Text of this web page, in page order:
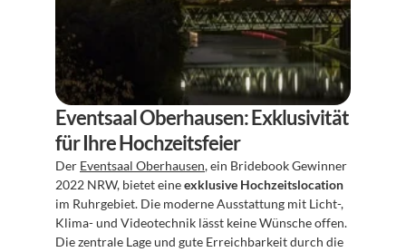
Eventsaal Oberhausen: Exklusivität
für Ihre Hochzeitsfeier
Der Eventsaal Oberhausen, ein Bridebook Gewinner
2022 NRW, bietet eine exklusive Hochzeitslocation
im Ruhrgebiet. Die moderne Ausstattung mit Licht-,
Klima- und Videotechnik lässt keine Wünsche offen.
Die zentrale Lage und gute Erreichbarkeit durch die